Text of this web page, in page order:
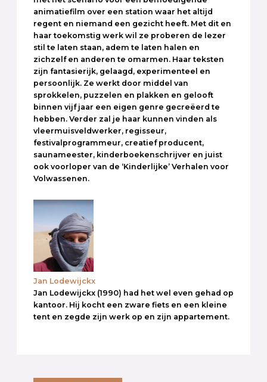
animatiefilm over een station waar het altijd
regent en niemand een gezicht heeft. Met dit en
haar toekomstig werk wil ze proberen de lezer
stil te laten staan, adem te laten halen en
zichzelf en anderen te omarmen. Haar teksten
zijn fantasierijk, gelaagd, experimenteel en
persoonlijk. Ze werkt door middel van
sprokkelen, puzzelen en plakken en gelooft
binnen vijf jaar een eigen genre gecreëerd te
hebben. Verder zal je haar kunnen vinden als
vleermuisveldwerker, regisseur,
festivalprogrammeur, creatief producent,
saunameester, kinderboekenschrijver en juist
ook voorloper van de ‘Kinderlijke’ Verhalen voor
Volwassenen.
Jan Lodewijckx
Jan Lodewijckx (1990) had het wel even gehad op
kantoor. Hij kocht een zware fiets en een kleine
tent en zegde zijn werk op en zijn appartement.